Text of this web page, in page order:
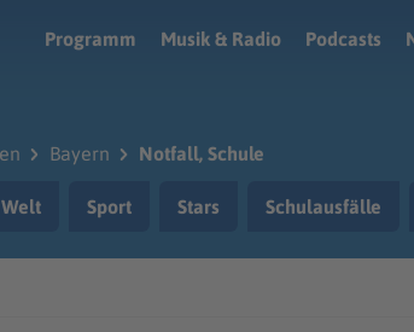
Programm
Musik & Radio Podcasts
Bayern Notfall, Schule
Welt Sport Stars Schulausfälle